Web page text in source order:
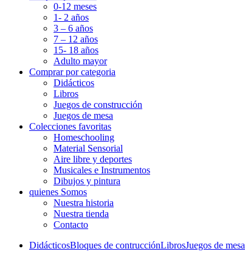
0-12 meses
1- 2 años
3 – 6 años
7 – 12 años
15- 18 años
Adulto mayor
Comprar por categoria
Didácticos
Libros
Juegos de construcción
Juegos de mesa
Colecciones favoritas
Homeschooling
Material Sensorial
Aire libre y deportes
Musicales e Instrumentos
Dibujos y pintura
quienes Somos
Nuestra historia
Nuestra tienda
Contacto
DidácticosBloques de contrucciónLibrosJuegos de mesa